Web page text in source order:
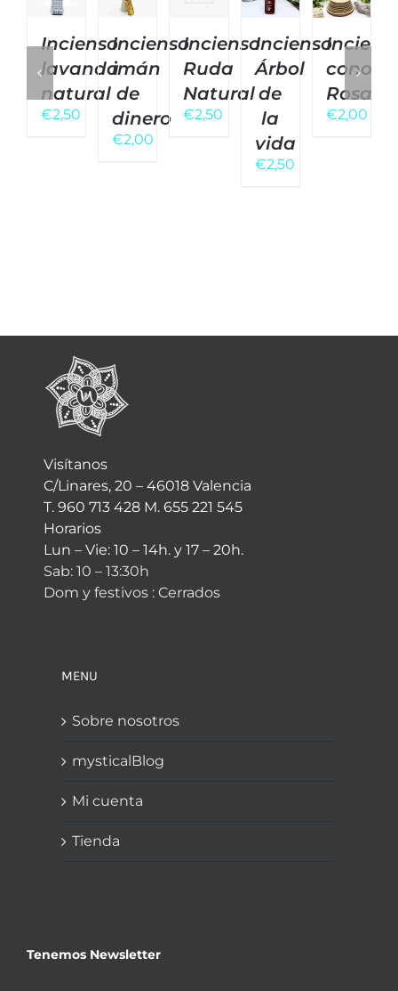
Incienso
lavanda
natural
€2,50
Incienso
imán
de
dinero
€2,00
Incienso
Ruda
Natural
€2,50
Incienso
Árbol
de
la
vida
€2,50
cono
Rosas
€2,00
Visítanos
C/Linares, 20 – 46018 Valencia
T. 960 713 428 M. 655 221 545
Horarios
Lun – Vie: 10 – 14h. y 17 – 20h.
Sab: 10 – 13:30h
Dom y festivos : Cerrados
MENU
Sobre nosotros
mysticalBlog
Mi cuenta
Tienda
Tenemos Newsletter